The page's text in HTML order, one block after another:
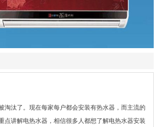
汰了。现在每家每户都会安装有热水器，而主流的
讲解电热水器，相信很多人都想了解电热水器安装